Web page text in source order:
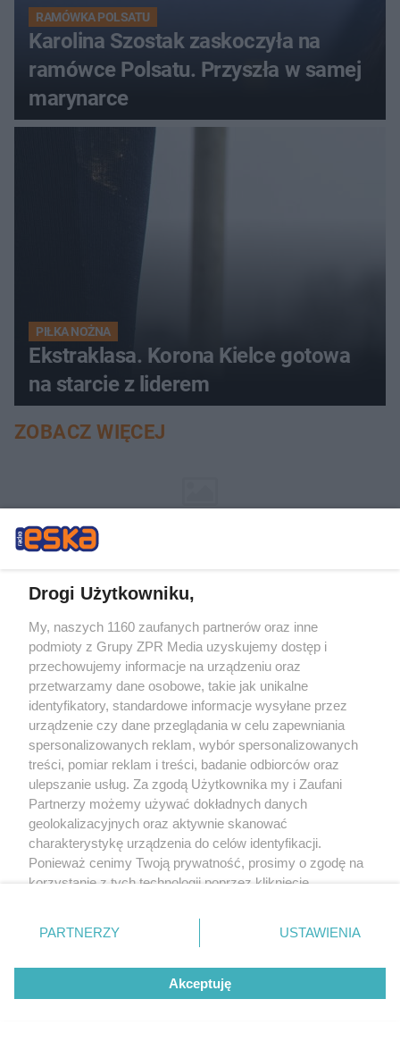
RAMÓWKA POLSATU
Karolina Szostak zaskoczyła na
ramówce Polsatu. Przyszła w samej
marynarce
PIŁKA NOŻNA
Ekstraklasa. Korona Kielce gotowa
na starcie z liderem
ZOBACZ WIĘCEJ
Żaden utwór zamieszczony w serwisie nie może być powielany i
rozpowszechniany lub dalej rozpowszechniany w jakikolwiek sposób (w
tym także elektroniczny lub mechaniczny) na jakimkolwiek polu
eksploatacji w jakiejkolwiek formie, włącznie z umieszczaniem w Internecie
Drogi Użytkowniku,
My, naszych 1160 zaufanych partnerów oraz inne
podmioty z Grupy ZPR Media uzyskujemy dostęp i
przechowujemy informacje na urządzeniu oraz
przetwarzamy dane osobowe, takie jak unikalne
identyfikatory, standardowe informacje wysyłane przez
urządzenie czy dane przeglądania w celu zapewniania
spersonalizowanych reklam, wybór spersonalizowanych
treści, pomiar reklam i treści, badanie odbiorców oraz
ulepszanie usług. Za zgodą Użytkownika my i Zaufani
Partnerzy możemy używać dokładnych danych
geolokalizacyjnych oraz aktywnie skanować
charakterystykę urządzenia do celów identyfikacji.
Ponieważ cenimy Twoją prywatność, prosimy o zgodę na
korzystanie z tych technologii poprzez kliknięcie
zmienić/wycofać klikając przycisk ustawień prywatności
znajdujący się w lewym dolnym rogu strony
rodzaje przetwarzania danych nie wymagają zgody
użytkownika, ale masz prawo sprzeciwić się takiemu
przetwarzaniu. Preferencje będą miały zastosowanie tylko
PARTNERZY USTAWIENIA
Akceptuję